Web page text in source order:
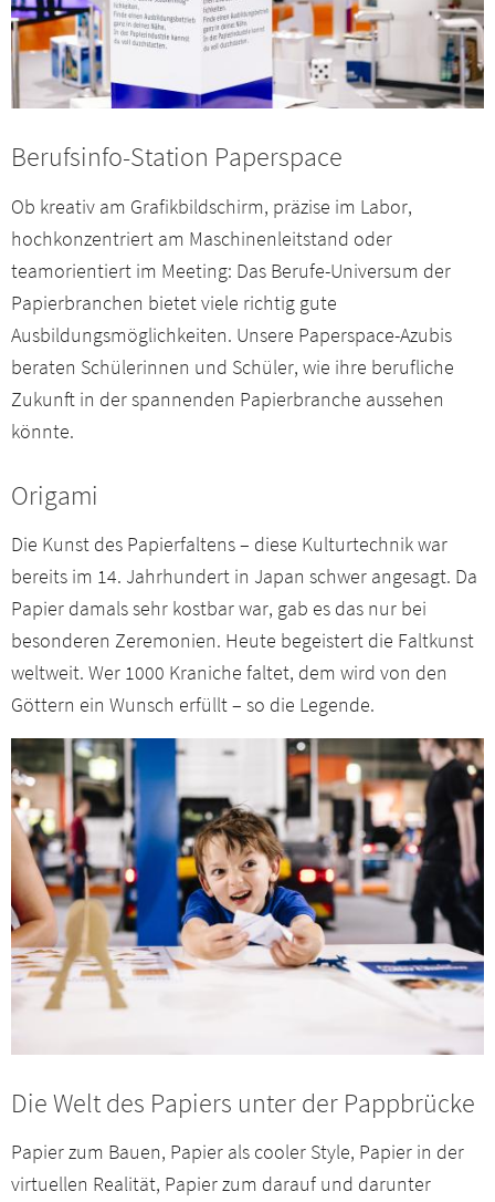
Berufsinfo-Station Paperspace
Ob kreativ am Grafikbildschirm, präzise im Labor,
hochkonzentriert am Maschinenleitstand oder
teamorientiert im Meeting: Das Berufe-Universum der
Papierbranchen bietet viele richtig gute
Ausbildungsmöglichkeiten. Unsere Paperspace-Azubis
beraten Schülerinnen und Schüler, wie ihre berufliche
Zukunft in der spannenden Papierbranche aussehen
könnte.
Origami
Die Kunst des Papierfaltens – diese Kulturtechnik war
bereits im 14. Jahrhundert in Japan schwer angesagt. Da
Papier damals sehr kostbar war, gab es das nur bei
besonderen Zeremonien. Heute begeistert die Faltkunst
weltweit. Wer 1000 Kraniche faltet, dem wird von den
Göttern ein Wunsch erfüllt – so die Legende.
Die Welt des Papiers unter der Pappbrücke
Papier zum Bauen, Papier als cooler Style, Papier in der
virtuellen Realität, Papier zum darauf und darunter